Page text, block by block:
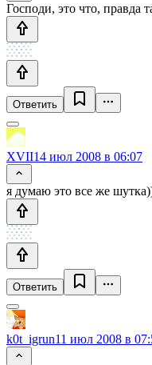
Господи, это что, правда
Ответить
XVII14 июл 2008 в 06:07
я думаю это все же
Ответить
k0t_igrun11 июл 2008 в